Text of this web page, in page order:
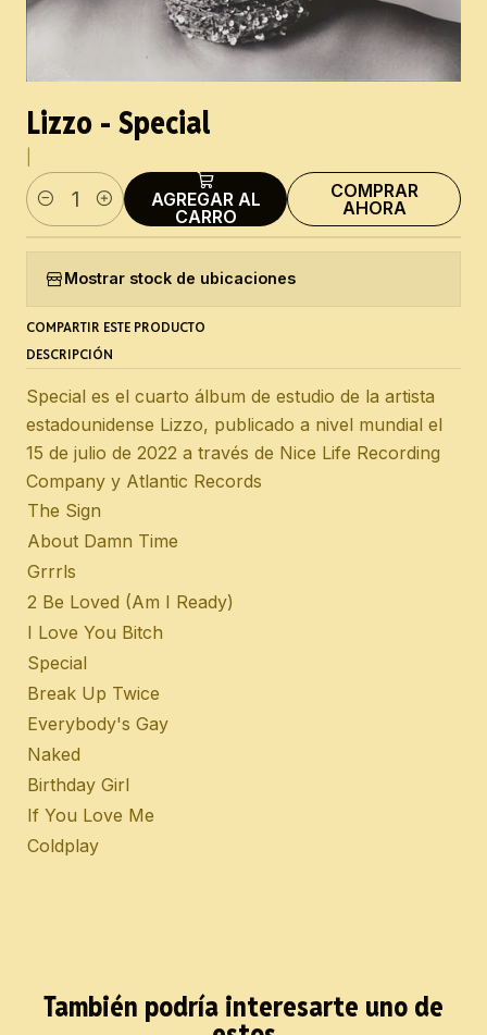
Lizzo - Special
Cantidad
AGREGAR AL
CARRO
COMPRAR
AHORA
Mostrar stock de ubicaciones
COMPARTIR ESTE PRODUCTO
DESCRIPCIÓN
Special es el cuarto álbum de estudio de la artista
estadounidense Lizzo, publicado a nivel mundial el
15 de julio de 2022 a través de Nice Life Recording
Company y Atlantic Records
The Sign
About Damn Time
Grrrls
2 Be Loved (Am I Ready)
I Love You Bitch
Special
Break Up Twice
Everybody's Gay
Naked
Birthday Girl
If You Love Me
Coldplay
También podría interesarte uno de